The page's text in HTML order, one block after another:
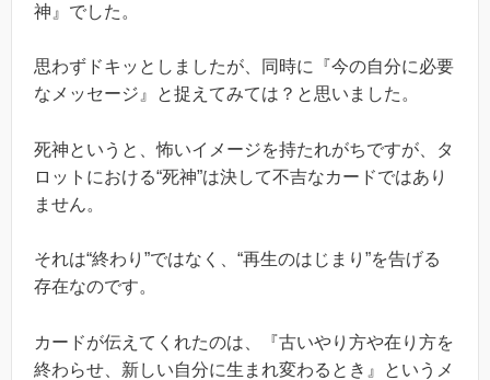
神』でした。
思わずドキッとしましたが、同時に『今の自分に必要
なメッセージ』と捉えてみては？と思いました。
死神というと、怖いイメージを持たれがちですが、タ
ロットにおける“死神”は決して不吉なカードではあり
ません。
それは“終わり”ではなく、“再生のはじまり”を告げる
存在なのです。
カードが伝えてくれたのは、『古いやり方や在り方を
終わらせ、新しい自分に生まれ変わるとき』というメ